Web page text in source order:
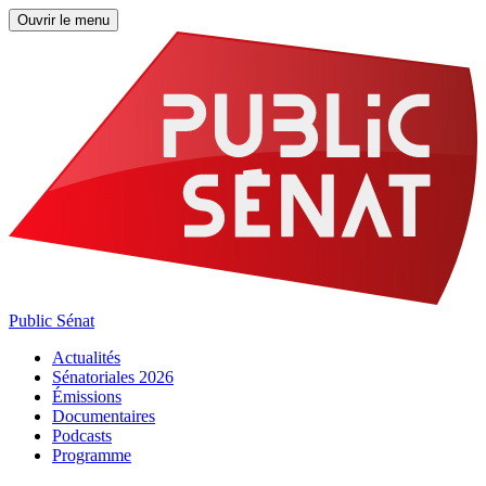
Ouvrir le menu
Public Sénat
Actualités
Sénatoriales 2026
Émissions
Documentaires
Podcasts
Programme